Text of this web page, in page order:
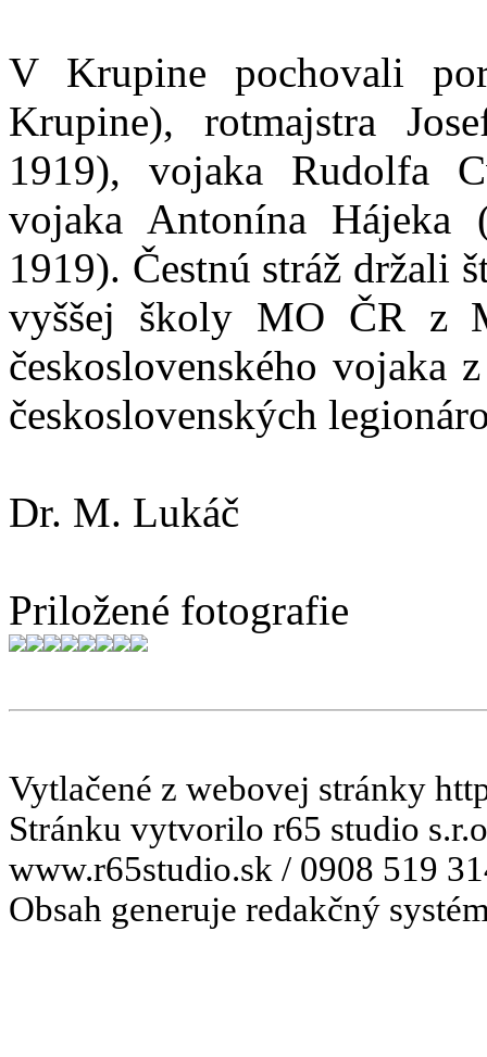
V Krupine pochovali
Krupine), rotmajstra
1919), vojaka Rudolfa
vojaka Antonína
1919). Čestnú stráž držali
vyššej školy MO ČR z
československého vojaka
československých
Dr. M. Lukáč
Priložené fotografie
Vytlačené z webovej stránky
Stránku vytvorilo r65 studio
www.r65studio.sk / 0908 519
Obsah generuje redakčný